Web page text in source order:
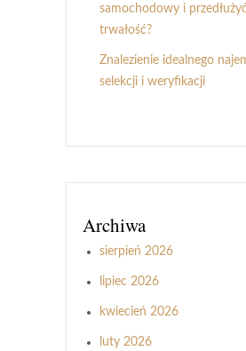
samochodowy i
trwałość?
Znalezienie idealnego
selekcji i weryfikacji
Archiwa
sierpień 2026
lipiec 2026
kwiecień 2026
luty 2026